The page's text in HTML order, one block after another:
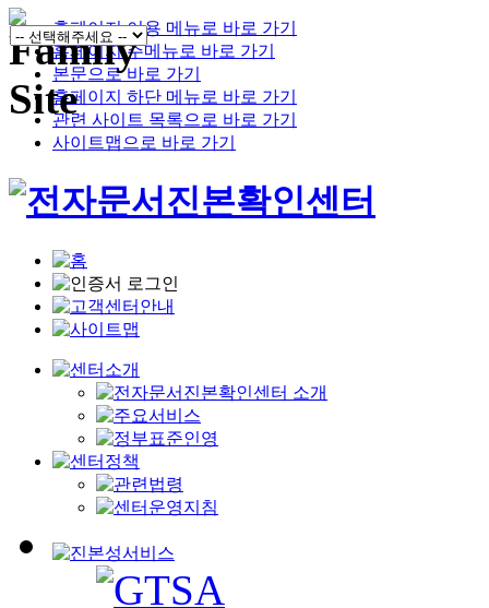
홈페이지 이용 메뉴로 바로 가기
홈페이지 주메뉴로 바로 가기
본문으로 바로 가기
홈페이지 하단 메뉴로 바로 가기
관련 사이트 목록으로 바로 가기
사이트맵으로 바로 가기